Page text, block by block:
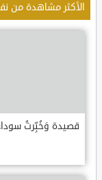
الأكثر مشاهدة من
قصيدة وَخُبِّرتُ